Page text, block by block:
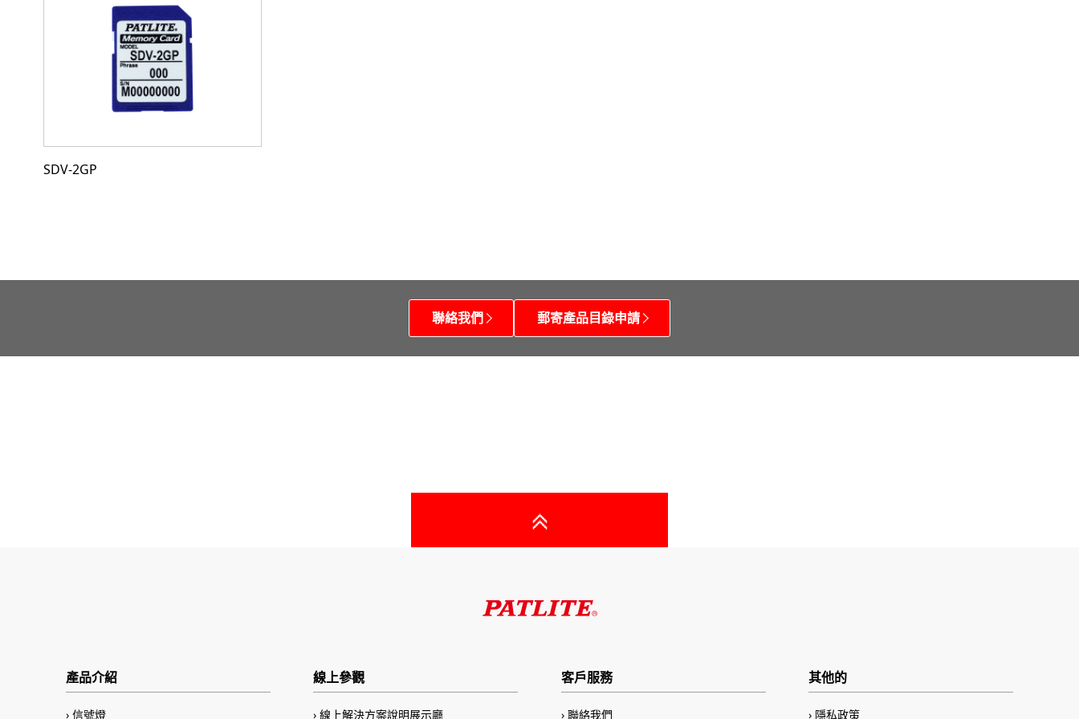
SDV-2GP
聯絡我們 郵寄產品目錄申請
產品介紹
信號燈
線上參觀
線上解決方案說明展示廳
客戶服務
聯絡我們
其他的
隱私政策